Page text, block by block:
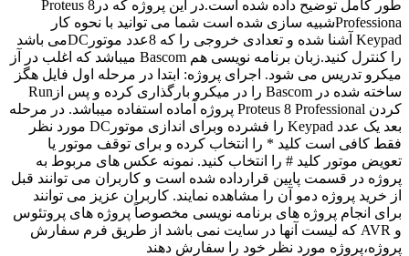
طور کامل توضیح داده شده است.در این پروژه که درProteus 8
Professionaشبیه سازی شده است شما می توانید با نحوه کار
‌‌Keypad آشنا شده و تعدادی خروجی را که 8عدد موتورDCمی باشد
را کنترل کنید.زبان برنامه نویسی هم Bascom میباشد که اغلب در آز
میکرو تدریس می شود. اجرای پروژه: ابتدا در مرحله اول فایل هگز
ساخته شده در Bascom را در میکرو بارگذاری کرده و پس ازRun
کردن Proteus 8 Professional پروژه آماده استفاده میباشد. در مرحله
بعد یک عدد Keypad را فشرده وبرای اندازی موتورDC مورد نظر
فقط کافی است کلید * را انتخاب کرده و برای توقف موتور یا
تعویض موتور کلید # را انتخاب کنید. نمونه عکس های مربوط به
پروژه در قسمت پایین قرارداده شده است و کاربران می توانند قبل
از خرید پروژه دمو آن را مشاهده نمایند. کاربران عزیز می توانند
برای انجام پروژه های برنامه نویسی مخصوصاً پروژه های پروتئوس
و AVR که لیست آنها در سایت نمی باشد از طریق فرم سفارش
پروژه،پروژه مورد نظر خود را سفارش دهند